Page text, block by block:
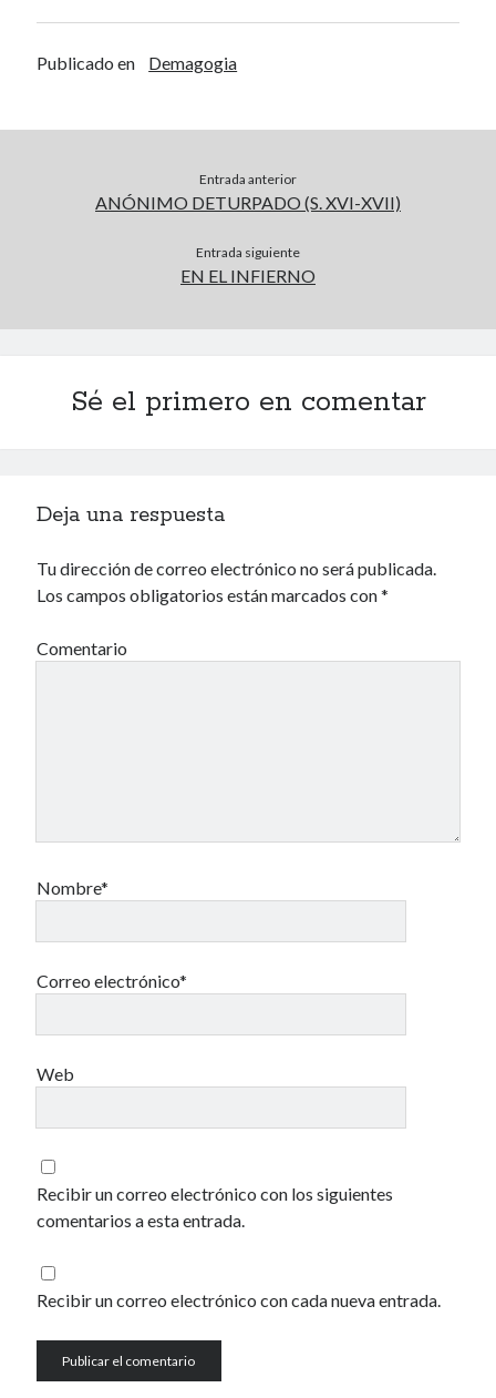
Voyeurismo
4colors
Un recuerdo especial al Oráculo y a la Chacharita.
Publicado en Demagogia
Entrada anterior
ANÓNIMO DETURPADO (S. XVI-XVII)
Entrada siguiente
EN EL INFIERNO
Sé el primero en comentar
Deja una respuesta
Tu dirección de correo electrónico no será publicada.
Los campos obligatorios están marcados con*
Comentario
Nombre*
Correo electrónico*
Web
Recibir un correo electrónico con los siguientes
comentarios a esta entrada.
Recibir un correo electrónico con cada nueva entrada.